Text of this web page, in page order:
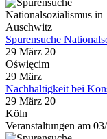
Spurensuche
29 März 20
Oświęcim
29 März
Nachhaltigkeit bei
29 März 20
Köln
Veranstaltungen am